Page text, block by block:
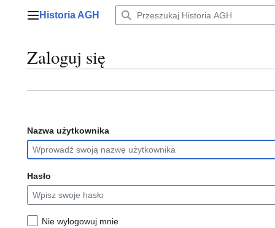
Menu główne
Historia AGH
Zaloguj się
Nazwa użytkownika
Hasło
Nie wylogowuj mnie